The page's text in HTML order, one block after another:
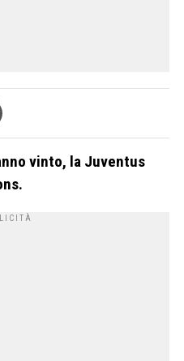
vinto, la Juventus